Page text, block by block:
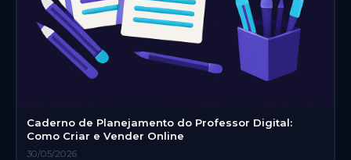
Caderno de Planejamento do Professor Digital:
Como Criar e Vender Online
30/05/2026